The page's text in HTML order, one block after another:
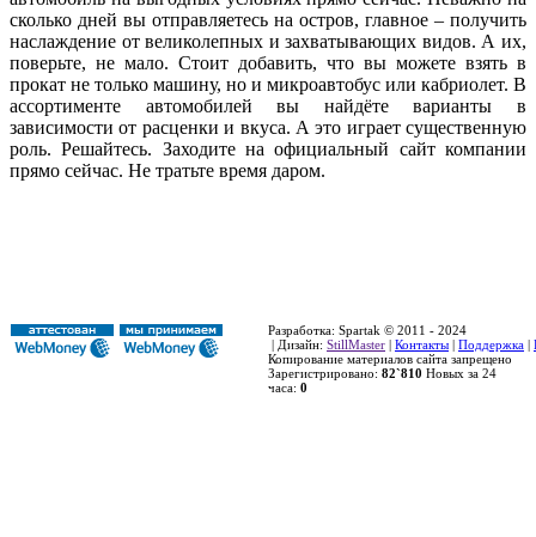
сколько дней вы отправляетесь на остров, главное – получить
наслаждение от великолепных и захватывающих видов. А их,
поверьте, не мало. Стоит добавить, что вы можете взять в
прокат не только машину, но и микроавтобус или кабриолет. В
ассортименте автомобилей вы найдёте варианты в
зависимости от расценки и вкуса. А это играет существенную
роль. Решайтесь. Заходите на официальный сайт компании
прямо сейчас. Не тратьте время даром.
Разработка: Spartak © 2011 - 2024
| Дизайн: StillMaster | Контакты | Поддержка |
Копирование материалов сайта запрещено
Зарегистрировано: 82`810 Новых за 24
часа: 0